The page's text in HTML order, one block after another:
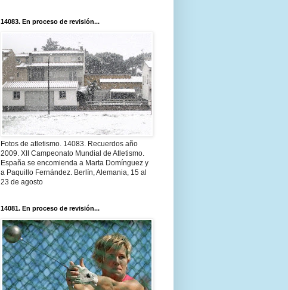
14083. En proceso de revisión...
Fotos de atletismo. 14083. Recuerdos año
2009. XII Campeonato Mundial de Atletismo.
España se encomienda a Marta Domínguez y
a Paquillo Fernández. Berlín, Alemania, 15 al
23 de agosto
14081. En proceso de revisión...